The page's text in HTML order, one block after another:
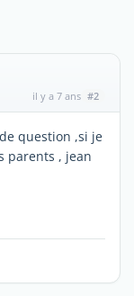
il y a 7 ans #2
question ,si je
parents , jean